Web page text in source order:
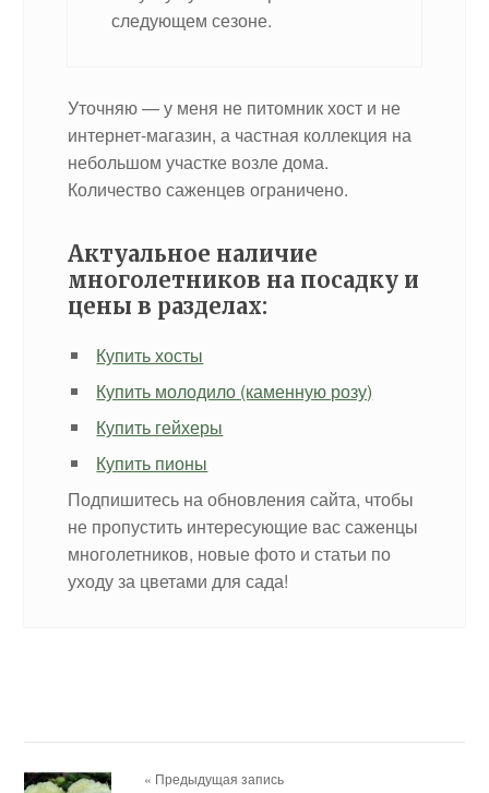
следующем сезоне.
Уточняю — у меня не питомник хост и не
интернет-магазин, а частная коллекция на
небольшом участке возле дома.
Количество саженцев ограничено.
Актуальное наличие
многолетников на посадку и
цены в разделах:
Купить хосты
Купить молодило (каменную розу)
Купить гейхеры
Купить пионы
Подпишитесь на обновления сайта, чтобы
не пропустить интересующие вас саженцы
многолетников, новые фото и статьи по
уходу за цветами для сада!
« Предыдущая запись